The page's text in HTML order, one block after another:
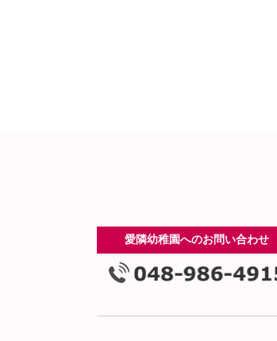
愛隣幼稚園へのお問い合わせ